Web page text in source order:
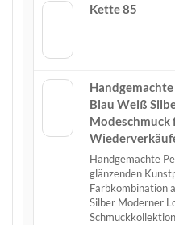
Kette 85
Blau Weiß
Modeschmuck
Handgemachte
glänzenden
Farbkombination
Silber Moderner